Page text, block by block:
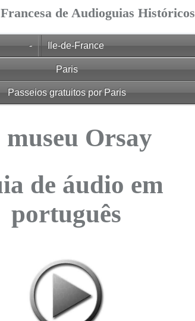
de Audioguias Históricos
- Ile-de-France
Paris
Passeios gratuitos por Paris
museu Orsay
de áudio em
português